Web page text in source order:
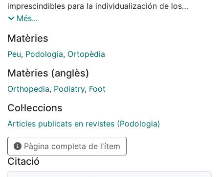
imprescindi­bles para la individualización de los
tratamientos ortopo­dológicos. Es, por. lo tanto, un
confección de dichos tratamientos, y además del
resultado obtenido en la confección del !'. molde va a
ortesis. El molde ideal será aquel que además de
reproducir-de forma fidedigna la morfología del pie,
compensar la alteración biomecánica que presenta.
Més...
Matèries
Peu, Podologia, Ortopèdia
Matèries (anglès)
Orthopedia, Podiatry, Foot
Col·leccions
Articles publicats en revistes (Podologia)
Pàgina completa de l'ítem
Citació